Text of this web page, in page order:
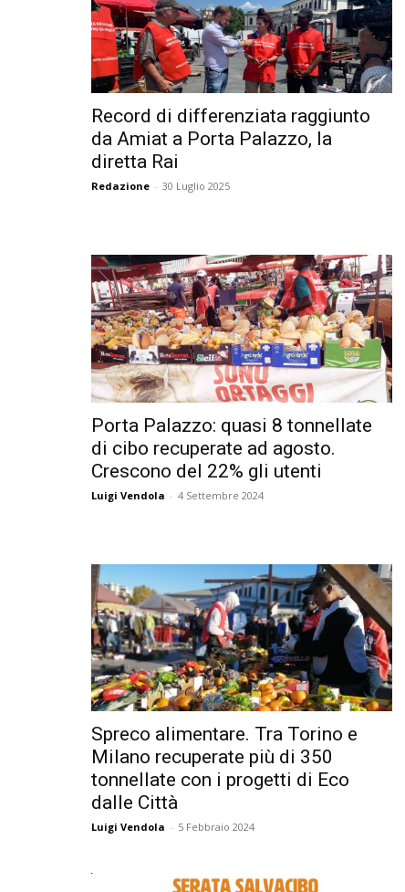
Record di differenziata raggiunto
da Amiat a Porta Palazzo, la
diretta Rai
Redazione - 30 Luglio 2025
Porta Palazzo: quasi 8 tonnellate
di cibo recuperate ad agosto.
Crescono del 22% gli utenti
Luigi Vendola - 4 Settembre 2024
Spreco alimentare. Tra Torino e
Milano recuperate più di 350
tonnellate con i progetti di Eco
dalle Città
Luigi Vendola - 5 Febbraio 2024